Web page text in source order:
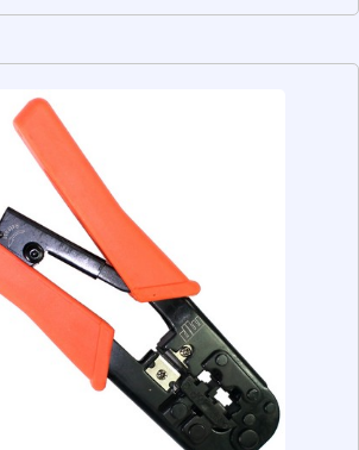
garantir que eles sejam duráveis e
facilmente cabos, fios e outros
os alicates de corte são leves e
o que os torna ideais para trabalhos
Eles também possuem cabos
garantir que você trabalhe com
Se você está procurando por
qualidade, não procure mais. Nossos
são fabricados com materiais de alta
lâminas afiadas e resistentes para
com segurança e precisão.